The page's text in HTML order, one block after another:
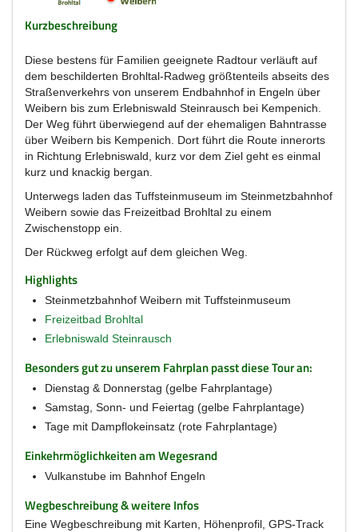
Kurzbeschreibung
Diese bestens für Familien geeignete Radtour verläuft auf
dem beschilderten Brohltal-Radweg größtenteils abseits des
Straßenverkehrs von unserem Endbahnhof in Engeln über
Weibern bis zum Erlebniswald Steinrausch bei Kempenich.
Der Weg führt überwiegend auf der ehemaligen Bahntrasse
über Weibern bis Kempenich. Dort führt die Route innerorts
in Richtung Erlebniswald, kurz vor dem Ziel geht es einmal
kurz und knackig bergan.
Unterwegs laden das Tuffsteinmuseum im Steinmetzbahnhof
Weibern sowie das Freizeitbad Brohltal zu einem
Zwischenstopp ein.
Der Rückweg erfolgt auf dem gleichen Weg.
Highlights
Steinmetzbahnhof Weibern mit Tuffsteinmuseum
Freizeitbad Brohltal
Erlebniswald Steinrausch
Besonders gut zu unserem Fahrplan passt diese Tour an:
Dienstag & Donnerstag (gelbe Fahrplantage)
Samstag, Sonn- und Feiertag (gelbe Fahrplantage)
Tage mit Dampflokeinsatz (rote Fahrplantage)
Einkehrmöglichkeiten am Wegesrand
Vulkanstube im Bahnhof Engeln
Wegbeschreibung & weitere Infos
Eine Wegbeschreibung mit Karten, Höhenprofil, GPS-Track